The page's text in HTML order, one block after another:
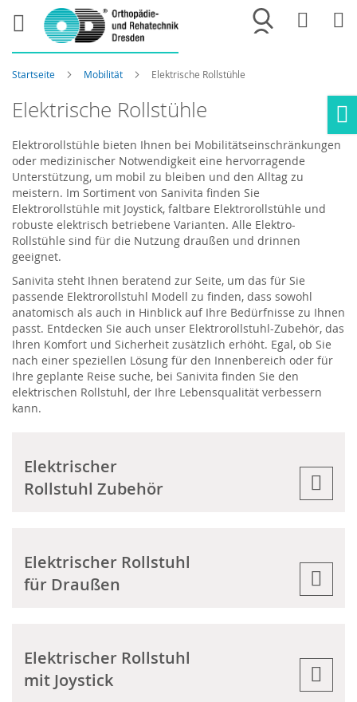
Merkliste
Startseite Mobilität Elektrische Rollstühle
Elektrische Rollstühle
Elektrorollstühle bieten Ihnen bei Mobilitätseinschränkungen
oder medizinischer Notwendigkeit eine hervorragende
Unterstützung, um mobil zu bleiben und den Alltag zu
meistern. Im Sortiment von Sanivita finden Sie
Elektrorollstühle mit Joystick, faltbare Elektrorollstühle und
robuste elektrisch betriebene Varianten. Alle Elektro-
Rollstühle sind für die Nutzung draußen und drinnen
geeignet.
Sanivita steht Ihnen beratend zur Seite, um das für Sie
passende Elektrorollstuhl Modell zu finden, dass sowohl
anatomisch als auch in Hinblick auf Ihre Bedürfnisse zu Ihnen
passt. Entdecken Sie auch unser Elektrorollstuhl-Zubehör, das
Ihren Komfort und Sicherheit zusätzlich erhöht. Egal, ob Sie
nach einer speziellen Lösung für den Innenbereich oder für
Ihre geplante Reise suche, bei Sanivita finden Sie den
elektrischen Rollstuhl, der Ihre Lebensqualität verbessern
kann.
Elektrischer
Rollstuhl Zubehör
Elektrischer Rollstuhl
für Draußen
Elektrischer Rollstuhl
mit Joystick